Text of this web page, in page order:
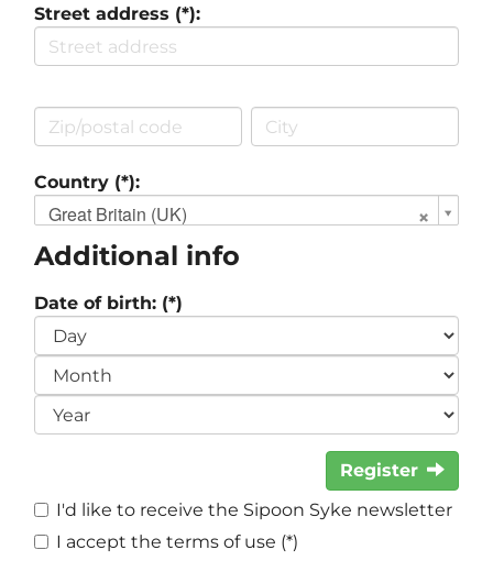
Street address (*):
Country (*):
Great Britain (UK)
Additional info
Date of birth: (*)
Register
I'd like to receive the Sipoon Syke newsletter
I accept the terms of use (*)